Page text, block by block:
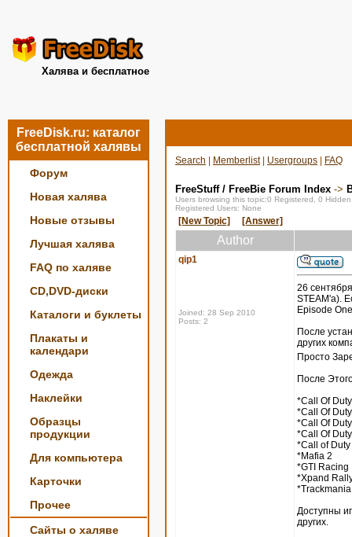
Халява и бесплатное
FreeDisk.ru: каталог
бесплатной халявы
Форум
Новая халява
Новые отзывы
Лучшая халява
FAQ по халяве
CD,DVD-диски
Каталоги и буклеты
Плакаты и
календари
Одежда
Наклейки
Образцы
продукции
Для компьютера
Карточки
Прочее
Сайты о халяве
Search Memberlist| Usergroups FAQ
FreeStuff / FreeBie Forum Index ->
Users browsing this topic:0 Registered, 0
Registered Users: None
[New Topic] [Answer]
Author
qip1
Joined: 28 Sep 2010
Posts: 2
26
STEAM'a).
Episode
После
других
Просто
После
*Call Of Duty
*Call Of
*Call Of
*Call Of
*Call of
*Mafia 2
*GTI Racing
*Xpand
Доступны
других.